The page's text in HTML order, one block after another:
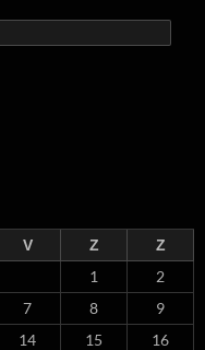
V Z Z
1
2
7 8
9
14 15
16